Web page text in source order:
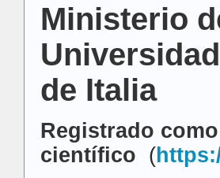
Ministerio
de Italia
Registrado
científico (